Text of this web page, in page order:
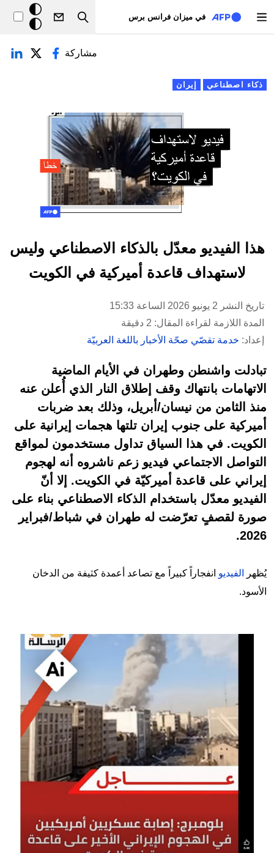
في ميزان فرانس برس
Search
خلفيّة
داكنة
التبويبات الأساسية
ذكاء اصطناعي إيران
مشاركة
هذا الفيديو معدّل بالذكاء الاصطناعي وليس
لاستهداف قاعدة أميركية في الكويت
تاريخ النشر 2 يونيو 2026 الساعة 15:33
المدة اللازمة لقراءة المقال: 2 دقيقة
إعداد: خدمة تقصّي صحّة الأخبار باللغة العربيّة
تبادلت واشنطن وطهران في الأيام الماضية
الاتهامات بانتهاك وقف إطلاق النار الذي أُعلن عنه
منذ الثامن من نيسان/أبريل، وذلك بعد ضربات
أميركية على جنوب إيران تلتها هجمات إيرانية على
الكويت. في هذا السياق تداول مستخدمون لمواقع
التواصل الاجتماعي فيديو زعم ناشروه أنه لهجوم
إيراني على قاعدة أميركيّة في الكويت. إلا أنّ
الفيديو معدّل باستخدام الذكاء الاصطناعي بناء على
صورة لقصفٍ تعرّضت له طهران في شباط/فبراير
2026.
يُظهر الفيديو انفجاراً كبيراً مع تصاعد أعمدة كثيفة من الدخان
الأسود.